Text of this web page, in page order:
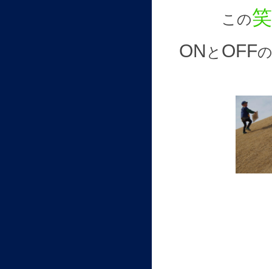
この
ON と OFF